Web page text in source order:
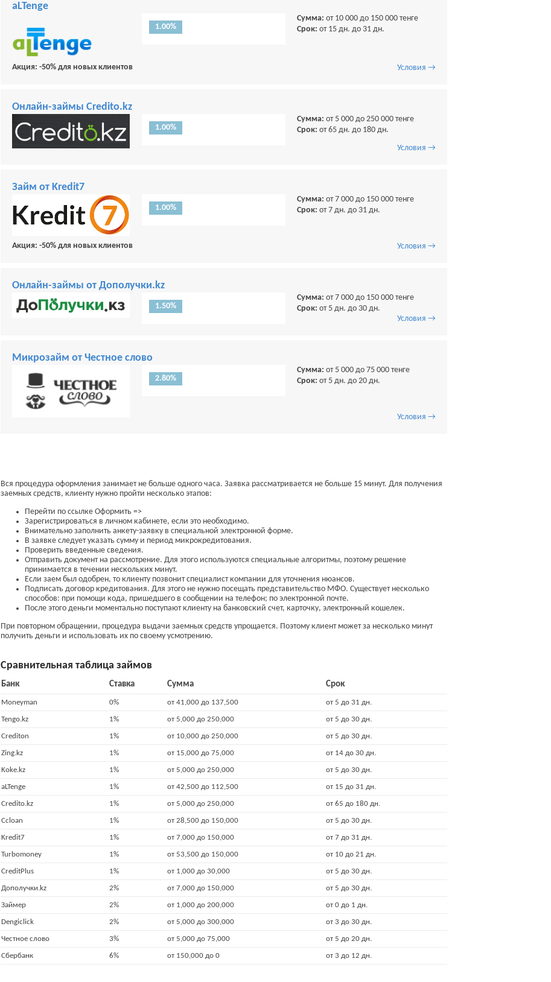
aLTenge
1.00%
Сумма: от 10 000 до 150 000 тенге
Срок: от 15 дн. до 31 дн.
Акция: -50% для новых клиентов Условия →
Онлайн-займы Credito.kz
1.00%
Сумма: от 5 000 до 250 000 тенге
Срок: от 65 дн. до 180 дн.
Условия →
Займ от Kredit7
1.00%
Сумма: от 7 000 до 150 000 тенге
Срок: от 7 дн. до 31 дн.
Акция: -50% для новых клиентов Условия →
Онлайн-займы от Дополучки.kz
1.50%
Сумма: от 7 000 до 150 000 тенге
Срок: от 5 дн. до 30 дн.
Условия →
Микрозайм от Честное слово
2.80%
Сумма: от 5 000 до 75 000 тенге
Срок: от 5 дн. до 20 дн.
Условия →
Вся процедура оформления занимает не больше одного часа. Заявка рассматривается не больше 15 минут. Для получения
заемных средств, клиенту нужно пройти несколько этапов:
Перейти по ссылке Оформить =>
Зарегистрироваться в личном кабинете, если это необходимо.
Внимательно заполнить анкету-заявку в специальной электронной форме.
В заявке следует указать сумму и период микрокредитования.
Проверить введенные сведения.
Отправить документ на рассмотрение. Для этого используются специальные алгоритмы, поэтому решение
принимается в течении нескольких минут.
Если заем был одобрен, то клиенту позвонит специалист компании для уточнения нюансов.
Подписать договор кредитования. Для этого не нужно посещать представительство МФО. Существует несколько
способов: при помощи кода, пришедшего в сообщении на телефон; по электронной почте.
После этого деньги моментально поступают клиенту на банковский счет, карточку, электронный кошелек.
При повторном обращении, процедура выдачи заемных средств упрощается. Поэтому клиент может за несколько минут
получить деньги и использовать их по своему усмотрению.
Сравнительная таблица займов
Банк Ставка Сумма Срок
Moneyman 0% от 41,000 до 137,500 от 5 до 31 дн.
Tengo.kz 1% от 5,000 до 250,000 от 5 до 30 дн.
Crediton 1% от 10,000 до 250,000 от 5 до 30 дн.
Zing.kz 1% от 15,000 до 75,000 от 14 до 30 дн.
Koke.kz 1% от 5,000 до 250,000 от 5 до 30 дн.
aLTenge 1% от 42,500 до 112,500 от 15 до 31 дн.
Credito.kz 1% от 5,000 до 250,000 от 65 до 180 дн.
Ccloan 1% от 28,500 до 150,000 от 5 до 30 дн.
Kredit7 1% от 7,000 до 150,000 от 7 до 31 дн.
Turbomoney 1% от 53,500 до 150,000 от 10 до 21 дн.
CreditPlus 1% от 1,000 до 30,000 от 5 до 30 дн.
Дополучки.kz 2% от 7,000 до 150,000 от 5 до 30 дн.
Займер 2% от 1,000 до 200,000 от 0 до 1 дн.
Dengiclick 2% от 5,000 до 300,000 от 3 до 30 дн.
Честное слово 3% от 5,000 до 75,000 от 5 до 20 дн.
Сбербанк 6% от 150,000 до 0 от 3 до 12 дн.